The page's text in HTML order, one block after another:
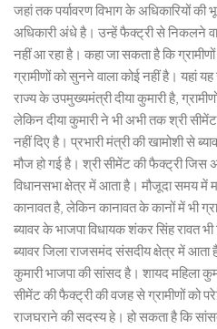
जहां तक पर्यावरण विभाग के अधिकारियों की
अधिकारी अंधे है। उन्हें फैक्ट्री से निकलने
नहीं आ रहा है। कहा जा सकता है कि
ग्रामीणों को सुनने वाला कोई नहीं है। यहां
राज्य के उपमुख्यमंत्री दीया कुमारी है,
लेकिन दीया कुमारी ने भी अभी तक श्री
नहीं दिए है। प्रभारी मंत्री की खामोशी से
मौज हो गई है। श्री सीमेंट की फैक्ट्री जिस
विधानसभा क्षेत्र में आता है। मौजूदा समय में
कानावत है, लेकिन कानावत के कानों में भी
ब्यावर के भाजपा विधायक शंकर सिंह रावत
ब्यावर जिला राजसमंद संसदीय क्षेत्र में आता
कुमारी भाजपा की सांसद है। शायद महिला
सीमेंट की फैक्ट्री की वजह से ग्रामीणों को
राजघराने की सदस्य हे। हो सकता है कि